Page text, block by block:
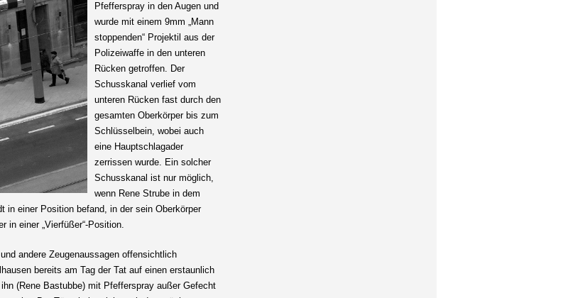
Pfefferspray in den Augen und
wurde mit einem 9mm „Mann
stoppenden“ Projektil aus der
Polizeiwaffe in den unteren
Rücken getroffen. Der
Schusskanal verlief vom
unteren Rücken fast durch den
gesamten Oberkörper bis zum
Schlüsselbein, wobei auch
eine Hauptschlagader
zerrissen wurde. Ein solcher
Schusskanal ist nur möglich,
wenn Rene Strube in dem
in einer Position befand, in der sein Oberkörper
in einer „Vierfüßer“-Position.
andere Zeugenaussagen offensichtlich
bereits am Tag der Tat auf einen erstaunlich
(Rene Bastubbe) mit Pfefferspray außer Gefecht